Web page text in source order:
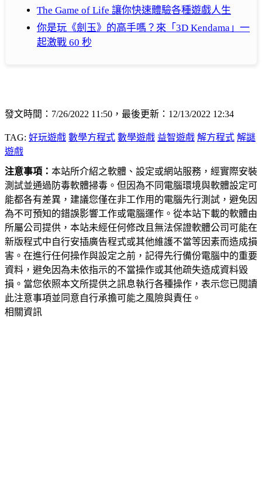
The Game of Life 讓你快速體驗各種遊戲人生
你是玩《劍玉》的高手嗎？來「3D Kendama」一
起激戰 60 秒
發文時間：7/26/2022 11:50，最後更新：12/13/2022 12:34
TAG: 好玩遊戲 數學方程式 數學遊戲 益智遊戲 解方程式 解謎
遊戲
注意事項： 本站所介紹之軟體、設定或網站服務，經實際安裝
測試並通過防毒軟體掃毒。但因為不同電腦環境與軟體設定可
能都各有差異，建議您僅在非工作用的電腦先行測試，避免因
為不可預知的錯誤影響工作或電腦運作。從本站下載的軟體由
所屬公司提供，本站未經任何修改且無法保證軟體公司可能在
新版程式中自行安插廣告程式或其他維護不當等因素而造成損
害。在進行任何操作與設定之前，記得先行備份電腦中的重要
資料，避免因為未依指示的不當操作或其他疏失造成資料毀
損。當您依照本文所提供之訊息執行各種操作，表示您已閱讀
此注意事項並同意自行承擔可能之風險與責任。
相關資訊